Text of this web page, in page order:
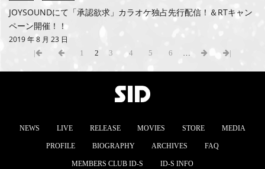
JOYSOUNDにて「承認欲求」カラオケ独占先行配信！＆RTキャン
ペーン開催！！
2019 年 8 月 23 日
| 1 2 3 4 5 6 |
NEWS LIVE RELEASE MOVIES STORE MEDIA
PROFILE BIOGRAPHY ARCHIVES FAQ
MEMBERS CLUB ID-S ID-S INFO